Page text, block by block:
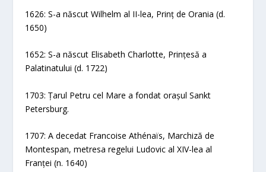
1626: S-a născut Wilhelm al II-lea, Prinț de Orania (d.
1650)
1652: S-a născut Elisabeth Charlotte, Prințesă a
Palatinatului (d. 1722)
1703: Țarul Petru cel Mare a fondat orașul Sankt
Petersburg.
1707: A decedat Francoise Athénaïs, Marchiză de
Montespan, metresa regelui Ludovic al XIV-lea al
Franței (n. 1640)